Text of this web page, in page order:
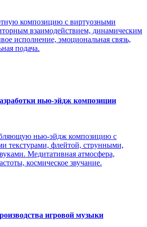
композицию с виртуозными
взаимодействием, динамическим
исполнение, эмоциональная связь,
подача.
нью-эйдж композиции
нью-эйдж композицию с
текстурами, флейтой, струнными,
Медитативная атмосфера,
космическое звучание.
игровой музыки